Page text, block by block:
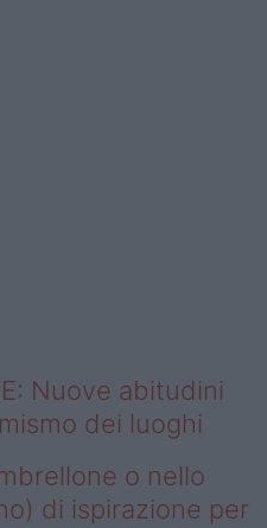
Nuove abitudini
dei luoghi
o nello
di ispirazione per